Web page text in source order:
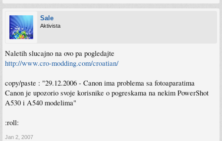
Sale
Aktivista
Naletih slucajno na ovo pa pogledajte
http://www.cro-modding.com/croatian/
copy/paste : "29.12.2006 - Canon ima problema sa fotoaparatima
Canon je upozorio svoje korisnike o pogreskama na nekim PowerShot
A530 i A540 modelima"
:roll:
Jan 2, 2007